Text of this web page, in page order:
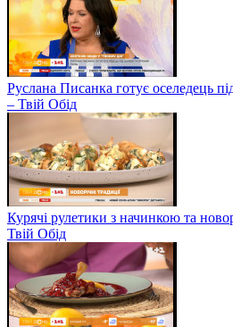
Руслана Писанка готує оселедець
– Твій Обід
Курячі рулетики з начинкою та
Твій Обід